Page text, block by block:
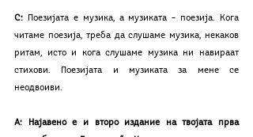
С:
Поезијата е музика, а музиката – поезија. Кога
читаме поезија, треба да слушаме музика, некаков
ритам, исто и кога слушаме музика ни навираат
стихови. Поезијата и музиката за мене се
неодвоиви.
А: Најавено е и второ издание на твојата прва